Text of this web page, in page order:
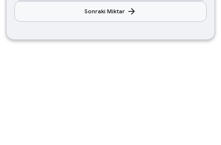
Sonraki Miktar arrow_forward